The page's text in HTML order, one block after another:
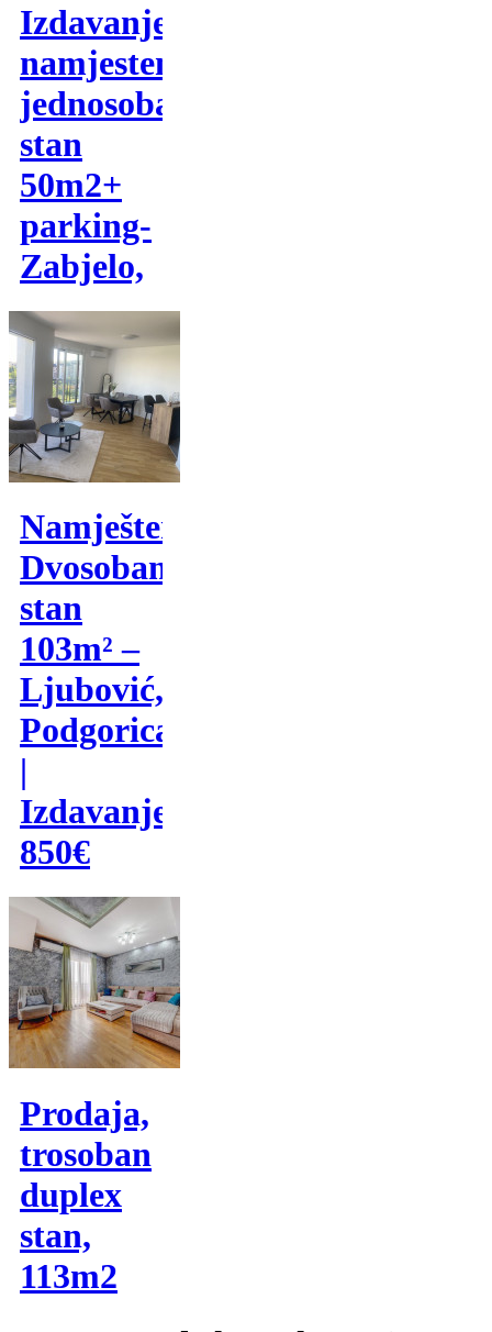
Izdavanje,
namjesten
jednosoban
stan
50m2+
parking-
Zabjelo,
Namješten
Dvosoban
stan
103m² –
Ljubović,
Podgorica
|
Izdavanje
850€
Prodaja,
trosoban
duplex
stan,
113m2